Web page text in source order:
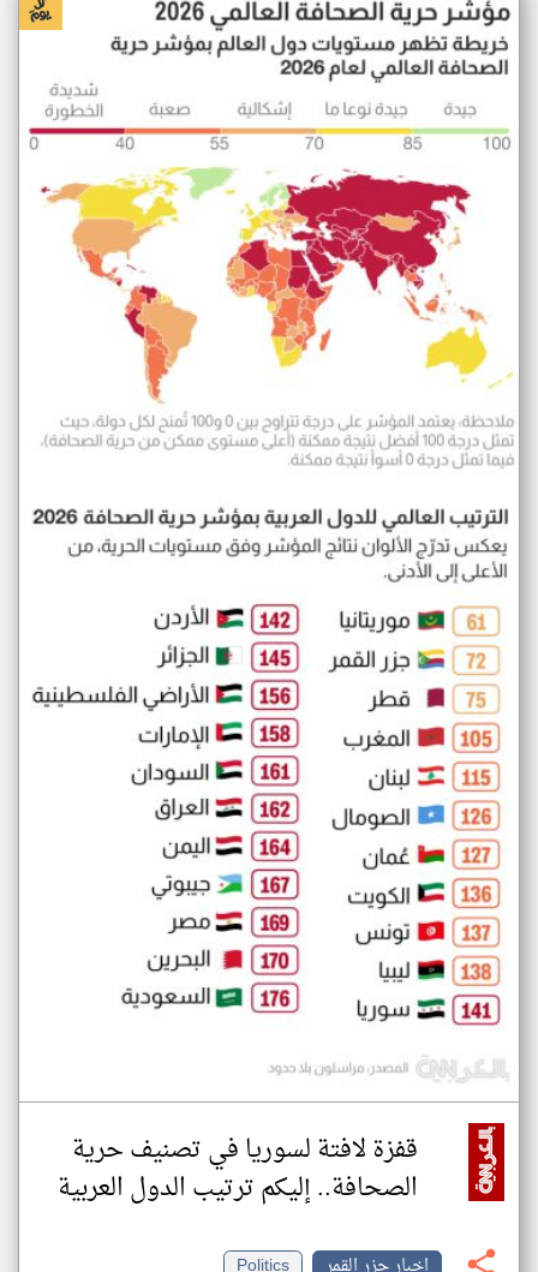
قفزة لافتة لسوريا في تصنيف حرية
الصحافة.. إليكم ترتيب الدول العربية